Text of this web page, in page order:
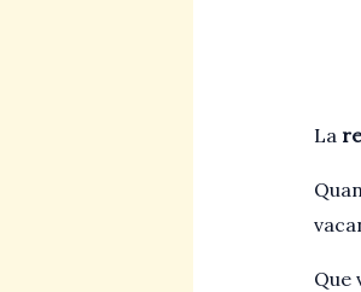
La
Que